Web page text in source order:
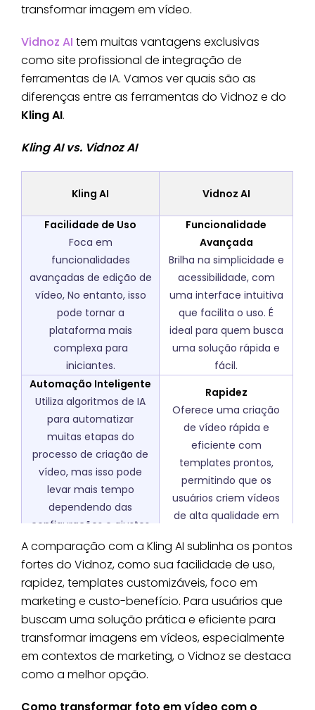
transformar imagem em vídeo.
Vidnoz AI tem muitas vantagens exclusivas
como site profissional de integração de
ferramentas de IA. Vamos ver quais são as
diferenças entre as ferramentas do Vidnoz e do
Kling AI.
Kling AI vs. Vidnoz AI
Kling AI Vidnoz AI
Facilidade de Uso
Foca em
funcionalidades
avançadas de edição de
vídeo, No entanto, isso
pode tornar a
plataforma mais
complexa para
iniciantes.
Funcionalidade
Avançada
Brilha na simplicidade e
acessibilidade, com
uma interface intuitiva
que facilita o uso. É
ideal para quem busca
uma solução rápida e
fácil.
Automação Inteligente
Utiliza algoritmos de IA
para automatizar
muitas etapas do
processo de criação de
vídeo, mas isso pode
levar mais tempo
dependendo das
configurações e ajustes
necessários.
Rapidez
Oferece uma criação
de vídeo rápida e
eficiente com
templates prontos,
permitindo que os
usuários criem vídeos
de alta qualidade em
Edição Detalhada
Oferece ferramentas
para uma edição
detalhada e
personalizada, mas
configurar cada
elemento do vídeo.
Templates
Customizáveis
Fornece uma vasta
gama de templates
customizáveis,
economizando tempo
vídeos profissionais
A comparação com a Kling AI sublinha os pontos
fortes do Vidnoz, como sua facilidade de uso,
rapidez, templates customizáveis, foco em
marketing e custo-benefício. Para usuários que
buscam uma solução prática e eficiente para
transformar imagens em vídeos, especialmente
em contextos de marketing, o Vidnoz se destaca
como a melhor opção.